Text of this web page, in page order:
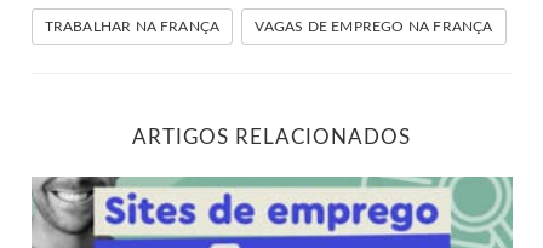
TRABALHAR NA FRANÇA VAGAS DE EMPREGO NA FRANÇA
ARTIGOS RELACIONADOS
Sites de emprego na França: links e dicas úteis